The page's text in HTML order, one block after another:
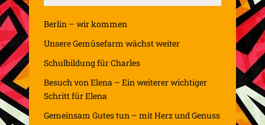
Berlin – wir kommen
Unsere Gemüsefarm wächst weiter
Schulbildung für Charles
Besuch von Elena – Ein weiterer wichtiger
Schritt für Elena
Gemeinsam Gutes tun – mit Herz und Genuss